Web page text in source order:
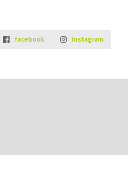
facebook instagram